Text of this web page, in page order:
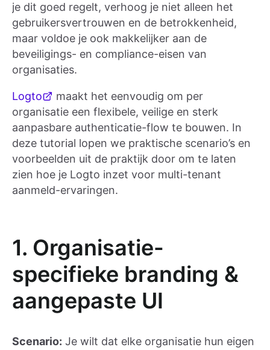
je dit goed regelt, verhoog je niet alleen het
gebruikersvertrouwen en de betrokkenheid,
maar voldoe je ook makkelijker aan de
beveiligings- en compliance-eisen van
organisaties.
Logto
maakt het eenvoudig om per
organisatie een flexibele, veilige en sterk
aanpasbare authenticatie-flow te bouwen. In
deze tutorial lopen we praktische scenario’s en
voorbeelden uit de praktijk door om te laten
zien hoe je Logto inzet voor multi-tenant
aanmeld-ervaringen.
1. Organisatie-
specifieke branding &
aangepaste UI
Scenario: Je wilt dat elke organisatie hun eigen